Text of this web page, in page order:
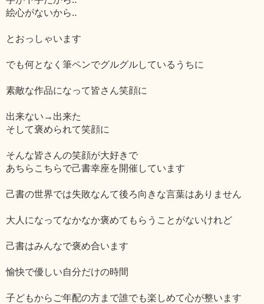
絵心がないから‥
とおっしゃいます
でも何となく筆ペンでグルグルしているうちに
素敵な作品になって皆さん笑顔に
出来ない→出来た
そして褒められて笑顔に
そんな皆さんの笑顔が大好きで
あちらこちらで己書幸座を開催しています
己書の世界では失敗なんて後ろ向きな言葉はありません
大人になってなかなか褒めてもらうことがないけれど
己書はみんなで褒め合います
愉快で優しい自分だけの時間
子どもからご年配の方まで誰でも楽しめて心が整います